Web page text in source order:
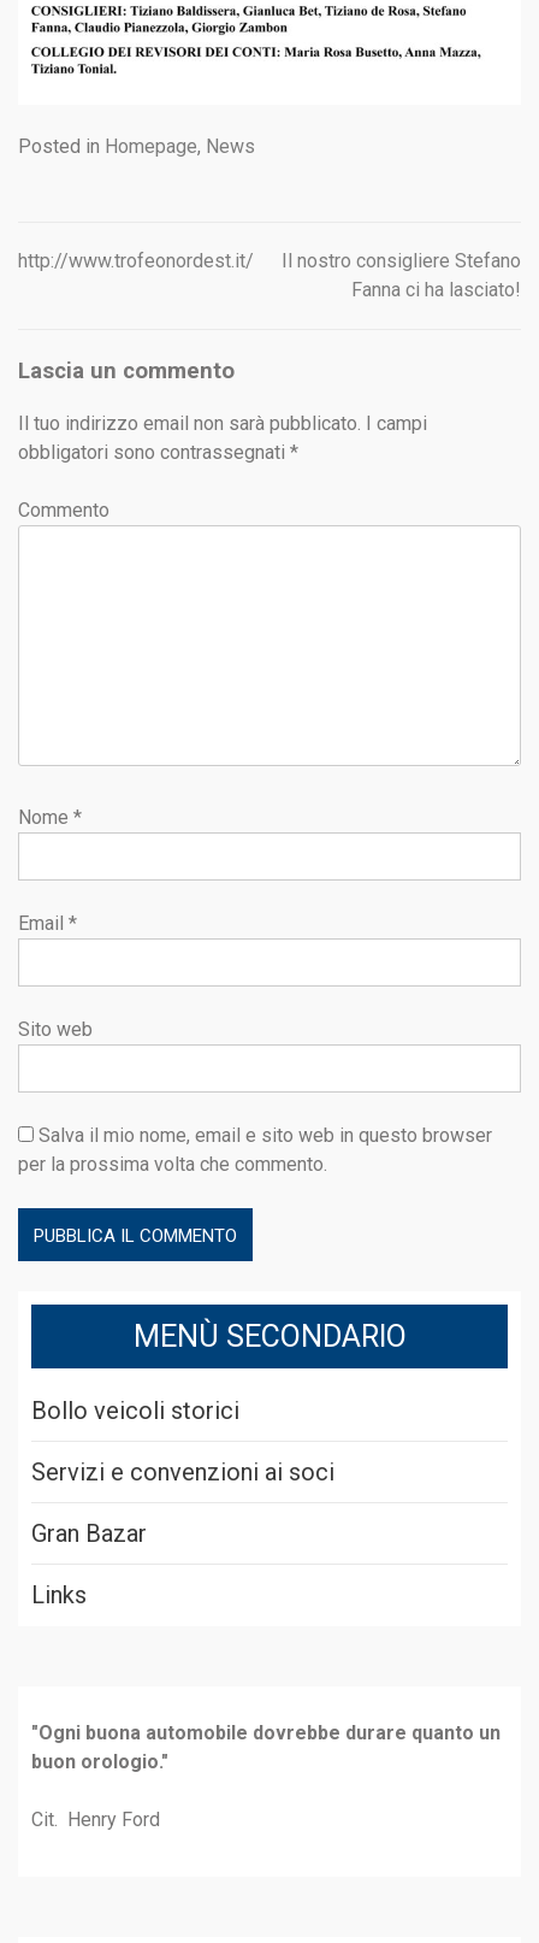
Posted in Homepage, News
Navigazione
http://www.trofeonordest.it/
Il nostro consigliere Stefano
Fanna ci ha lasciato!
Lascia un commento
Il tuo indirizzo email non sarà pubblicato. I campi
obbligatori sono contrassegnati *
Commento
Nome *
Email *
Sito web
Salva il mio nome, email e sito web in questo browser
per la prossima volta che commento.
MENÙ SECONDARIO
Bollo veicoli storici
Servizi e convenzioni ai soci
Gran Bazar
Links
"Ogni buona automobile dovrebbe durare quanto un
buon orologio."
Cit. Henry Ford